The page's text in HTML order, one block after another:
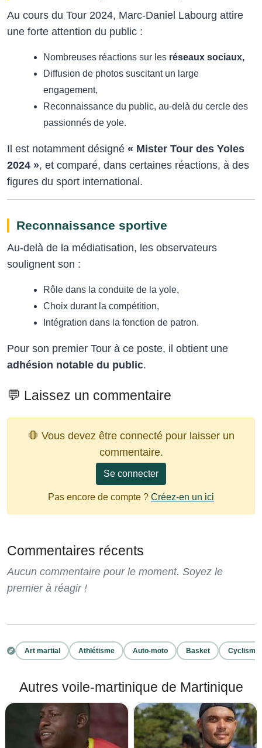
Au cours du Tour 2024, Marc‑Daniel Labourg attire
une forte attention du public :
Nombreuses réactions sur les réseaux sociaux,
Diffusion de photos suscitant un large
engagement,
Reconnaissance du public, au‑delà du cercle des
passionnés de yole.
Il est notamment désigné « Mister Tour des Yoles
2024 », et comparé, dans certaines réactions, à des
figures du sport international.
Reconnaissance sportive
Au‑delà de la médiatisation, les observateurs
soulignent son :
Rôle dans la conduite de la yole,
Choix durant la compétition,
Intégration dans la fonction de patron.
Pour son premier Tour à ce poste, il obtient une
adhésion notable du public.
💬 Laissez un commentaire
🛑 Vous devez être connecté pour laisser un
commentaire.
Se connecter
Pas encore de compte ? Créez-en un ici
Commentaires récents
Aucun commentaire pour le moment. Soyez le
premier à réagir !
Art martial Athlétisme Auto-moto Basket Cyclisme
Autres voile-martinique de Martinique